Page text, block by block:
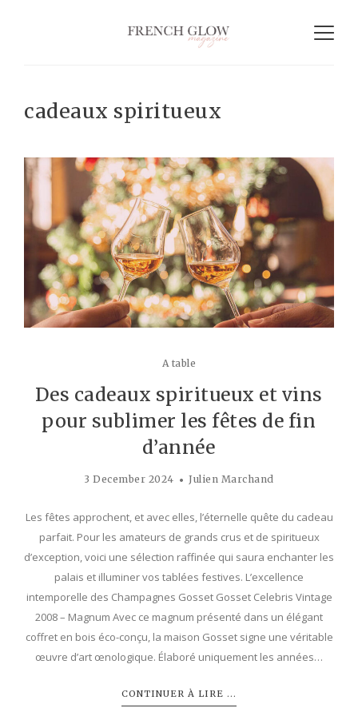
cadeaux spiritueux
A table
Des cadeaux spiritueux et vins
pour sublimer les fêtes de fin
d’année
3 December 2024 Julien Marchand
Les fêtes approchent, et avec elles, l’éternelle quête du cadeau
parfait. Pour les amateurs de grands crus et de spiritueux
d’exception, voici une sélection raffinée qui saura enchanter les
palais et illuminer vos tablées festives. L’excellence
intemporelle des Champagnes Gosset Gosset Celebris Vintage
2008 – Magnum Avec ce magnum présenté dans un élégant
coffret en bois éco-conçu, la maison Gosset signe une véritable
œuvre d’art œnologique. Élaboré uniquement les années…
CONTINUER À LIRE ...